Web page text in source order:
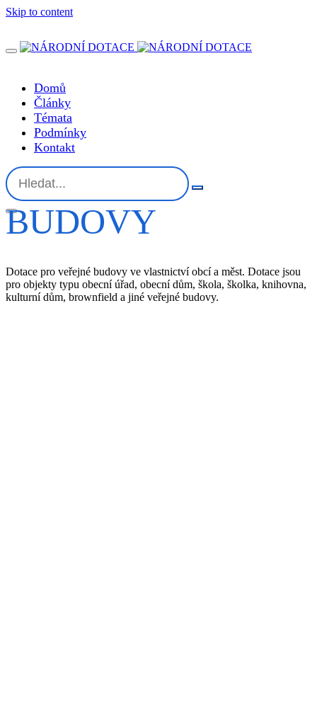
Skip to content
Domů
Články
Témata
Podmínky
Kontakt
BUDOVY
Dotace pro veřejné budovy ve vlastnictví obcí a měst. Dotace jsou
pro objekty typu obecní úřad, obecní dům, škola, školka, knihovna,
kulturní dům, brownfield a jiné veřejné budovy.